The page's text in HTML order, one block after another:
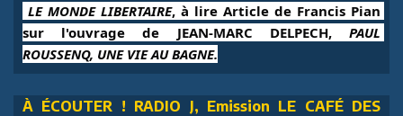
LE MONDE LIBERTAIRE, à lire Article de Francis Pian
sur l'ouvrage de JEAN-MARC DELPECH, PAUL
ROUSSENQ, UNE VIE AU BAGNE.
À ÉCOUTER ! RADIO J, Emission LE CAFÉ DES